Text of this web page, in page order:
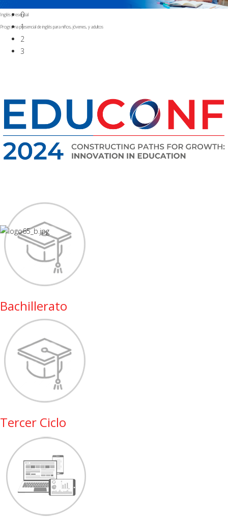
Inglés presencial
Programa presencial de inglés para niños, jóvenes, y adultos
0
1
2
3
Bachillerato
Tercer Ciclo